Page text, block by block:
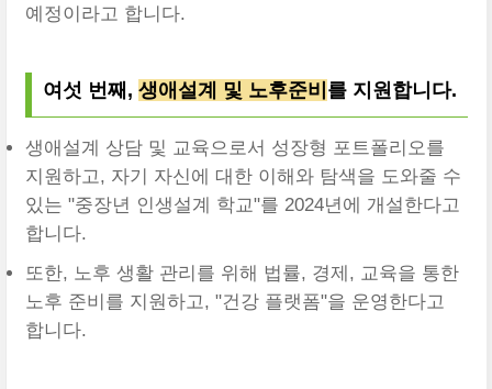
예정이라고 합니다.
여섯 번째, 생애설계 및 노후준비 를 지원합니다.
생애설계 상담 및 교육으로서 성장형 포트폴리오를
지원하고, 자기 자신에 대한 이해와 탐색을 도와줄 수
있는 "중장년 인생설계 학교"를 2024년에 개설한다고
합니다.
또한, 노후 생활 관리를 위해 법률, 경제, 교육을 통한
노후 준비를 지원하고, "건강 플랫폼"을 운영한다고
합니다.